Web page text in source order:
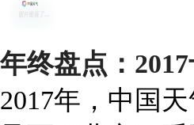
年终盘点：
2017年，中国